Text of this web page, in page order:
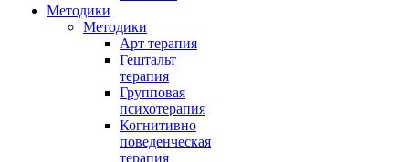
Методики
Методики
Арт терапия
Гештальт
терапия
Групповая
психотерапия
Когнитивно
поведенческая
терапия